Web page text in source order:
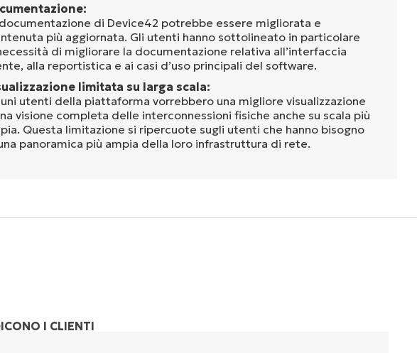
di Device42 potrebbe essere migliorata e
più aggiornata. Gli utenti hanno sottolineato in particolare
di migliorare la documentazione relativa all’interfaccia
alla reportistica e ai casi d’uso principali del software.
limitata su larga scala:
utenti della piattaforma vorrebbero una migliore visualizzazione
visione completa delle interconnessioni fisiche anche su scala più
Questa limitazione si ripercuote sugli utenti che hanno bisogno
panoramica più ampia della loro infrastruttura di rete.
I CLIENTI